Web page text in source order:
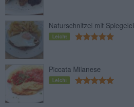
Naturschnitzel mit Spiegelei
Leicht
Piccata Milanese
Leicht